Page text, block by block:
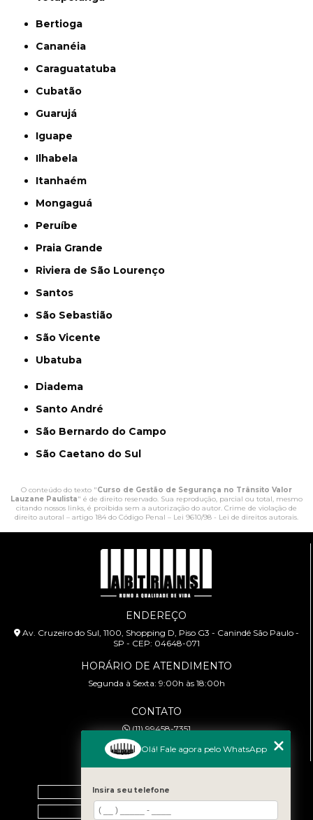
Bertioga
Cananéia
Caraguatatuba
Cubatão
Guarujá
Iguape
Ilhabela
Itanhaém
Mongaguá
Peruíbe
Praia Grande
Riviera de São Lourenço
Santos
São Sebastião
São Vicente
Ubatuba
Diadema
Santo André
São Bernardo do Campo
São Caetano do Sul
O conteúdo do texto "Curso de Gestão de Segurança no Trânsito Valor
Lauzane Paulista" é de direito reservado. Sua reprodução, parcial ou total, mesmo
citando nossos links, é proibida sem a autorização do autor. Crime de violação de
direito autoral – artigo 184 do Código Penal – Lei 9610/98 - Lei de direitos autorais.
ENDEREÇO
Av. Cruzeiro do Sul, 1100, Shopping D, Piso G3 - Canindé São Paulo -
SP - CEP: 04648-071
HORÁRIO DE ATENDIMENTO
Segunda à Sexta: 9:00h às 18:00h
CONTATO
(11) 99458-7351
cursoabtrans@gmail.com
Home
Empresa
Olá! Fale agora pelo WhatsApp
Insira seu telefone